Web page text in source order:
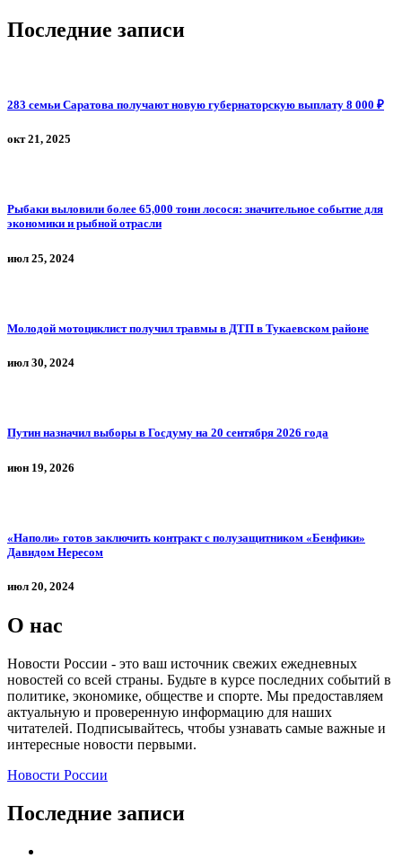
Последние записи
283 семьи Саратова получают новую губернаторскую выплату 8 000 ₽
окт 21, 2025
Рыбаки выловили более 65,000 тонн лосося: значительное событие для
экономики и рыбной отрасли
июл 25, 2024
Молодой мотоциклист получил травмы в ДТП в Тукаевском районе
июл 30, 2024
Путин назначил выборы в Госдуму на 20 сентября 2026 года
июн 19, 2026
«Наполи» готов заключить контракт с полузащитником «Бенфики»
Давидом Нересом
июл 20, 2024
О нас
Новости России - это ваш источник свежих ежедневных
новостей со всей страны. Будьте в курсе последних событий в
политике, экономике, обществе и спорте. Мы предоставляем
актуальную и проверенную информацию для наших
читателей. Подписывайтесь, чтобы узнавать самые важные и
интересные новости первыми.
Новости России
Последние записи